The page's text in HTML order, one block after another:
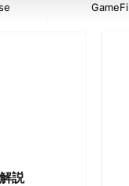
GameFi
説